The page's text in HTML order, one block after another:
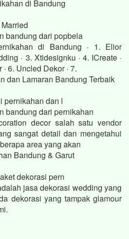
di Bandung
bandung dari popbela
di Bandung · 1. Elior
· 3. Xtidesignku · 4. ICreate ·
6. Uncled Dekor · 7.
dan Lamaran Bandung Terbaik
pernikahan dan l
bandung dari pernikahan
decor salah satu vendor
sangat detail dan mengetahui
area yang akan
Bandung & Garut
dekorasi pern
jasa dekorasi wedding yang
dekorasi yang tampak glamour